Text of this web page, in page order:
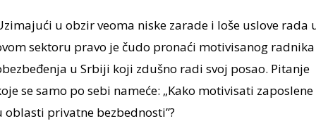
u obzir veoma niske zarade i loše uslove rada
sektoru pravo je čudo pronaći motivisanog radnika
u Srbiji koji zdušno radi svoj posao. Pitanje
se samo po sebi nameće: „Kako motivisati zaposlene
oblasti privatne bezbednosti”?